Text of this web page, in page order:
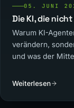
05. JUNI
Die KI, die
Warum KI-
verändern,
und was der
Weiterlesen